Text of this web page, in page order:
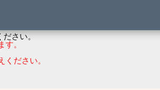
ださい。
。
ださい。